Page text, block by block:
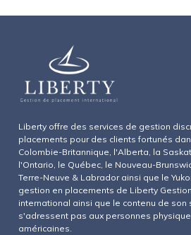
Liberty offre des services de gestion
placements pour des clients fortunés
Colombie-Britannique, l'Alberta, la
l'Ontario, le Québec, le Nouveau-
Terre-Neuve & Labrador ainsi que le
gestion en placements de Liberty
international ainsi que le contenu de son
s'adressent pas aux personnes
américaines.